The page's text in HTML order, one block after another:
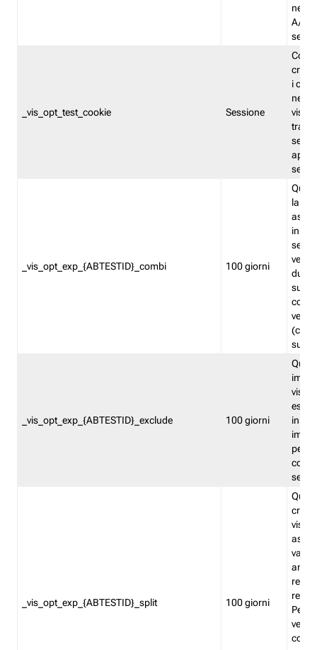
nel
A/B.
_vis_opt_test_cookie Sessione
i
nel
_vis_opt_exp_{ABTESTID}_combi 100 giorni
la
in
_vis_opt_exp_{ABTESTID}_exclude 100 giorni
in
_vis_opt_exp_{ABTESTID}_split 100 giorni